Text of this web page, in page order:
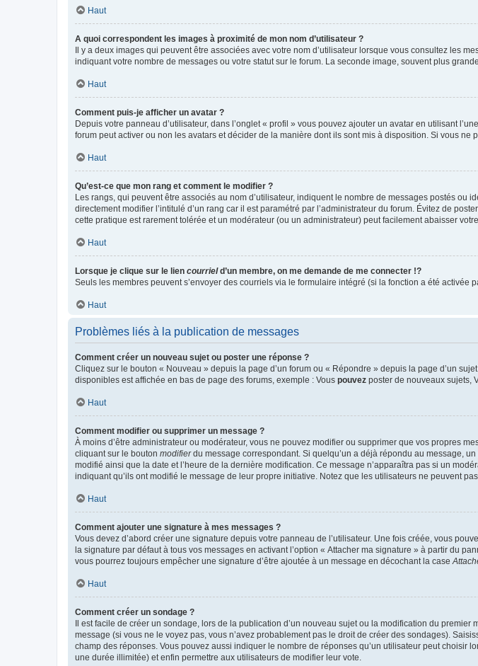
Haut
A quoi correspondent les images à proximité de mon nom d’utilisateur ?
Il y a deux images qui peuvent être associées avec votre nom d’utilisateur lorsque vous consultez les
indiquant votre nombre de messages ou votre statut sur le forum. La seconde image, souvent plus
Haut
Comment puis-je afficher un avatar ?
Depuis votre panneau d’utilisateur, dans l’onglet « profil » vous pouvez ajouter un avatar en utilisant
forum peut activer ou non les avatars et décider de la manière dont ils sont mis à disposition. Si vous ne
Haut
Qu’est-ce que mon rang et comment le modifier ?
Les rangs, qui peuvent être associés au nom d’utilisateur, indiquent le nombre de messages postés
directement modifier l’intitulé d’un rang car il est paramétré par l’administrateur du forum. Évitez de
cette pratique est rarement tolérée et un modérateur (ou un administrateur) peut facilement abaisser
Haut
Lorsque je clique sur le lien courrield’un membre, on me demande de me connecter !?
Seuls les membres peuvent s’envoyer des courriels via le formulaire intégré (si la fonction a été
Haut
Problèmes liés à la publication de messages
Comment créer un nouveau sujet ou poster une réponse ?
Cliquez sur le bouton « Nouveau » depuis la page d’un forum ou « Répondre » depuis la page d’un
disponibles est affichée en bas de page des forums, exemple : Vous pouvez poster de nouveaux sujets,
Haut
Comment modifier ou supprimer un message ?
À moins d’être administrateur ou modérateur, vous ne pouvez modifier ou supprimer que vos propres
cliquant sur le bouton modifierdu message correspondant. Si quelqu’un a déjà répondu au message,
modifié ainsi que la date et l’heure de la dernière modification. Ce message n’apparaîtra pas si un
indiquant qu’ils ont modifié le message de leur propre initiative. Notez que les utilisateurs ne peuvent
Haut
Comment ajouter une signature à mes messages ?
Vous devez d’abord créer une signature depuis votre panneau de l’utilisateur. Une fois créée, vous
la signature par défaut à tous vos messages en activant l’option « Attacher ma signature » à partir du
vous pourrez toujours empêcher une signature d’être ajoutée à un message en décochant la case
Haut
Comment créer un sondage ?
Il est facile de créer un sondage, lors de la publication d’un nouveau sujet ou la modification du premier
message (si vous ne le voyez pas, vous n’avez probablement pas le droit de créer des sondages).
champ des réponses. Vous pouvez aussi indiquer le nombre de réponses qu’un utilisateur peut choisir
une durée illimitée) et enfin permettre aux utilisateurs de modifier leur vote.